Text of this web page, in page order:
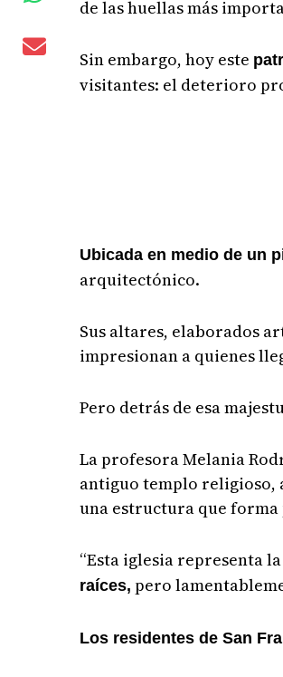
de las huellas más
Sin embargo, hoy este
visitantes: el deterioro
Ubicada en medio de un
arquitectónico.
Sus altares, elaborados
impresionan a quienes
Pero detrás de esa
La profesora Melania
antiguo templo religioso,
una estructura que
“Esta iglesia representa
raíces, pero
Los residentes de San